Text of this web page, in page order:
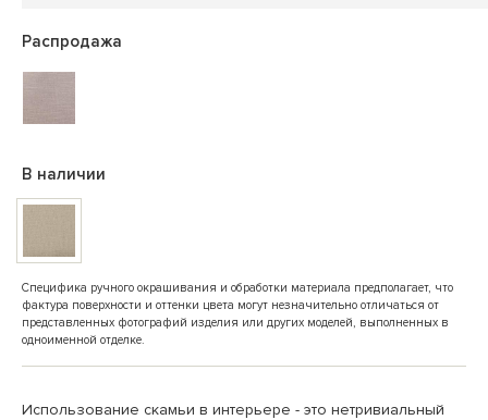
Распродажа
В наличии
Специфика ручного окрашивания и обработки материала предполагает, что
фактура поверхности и оттенки цвета могут незначительно отличаться от
представленных фотографий изделия или других моделей, выполненных в
одноименной отделке.
Использование скамьи в интерьере - это нетривиальный